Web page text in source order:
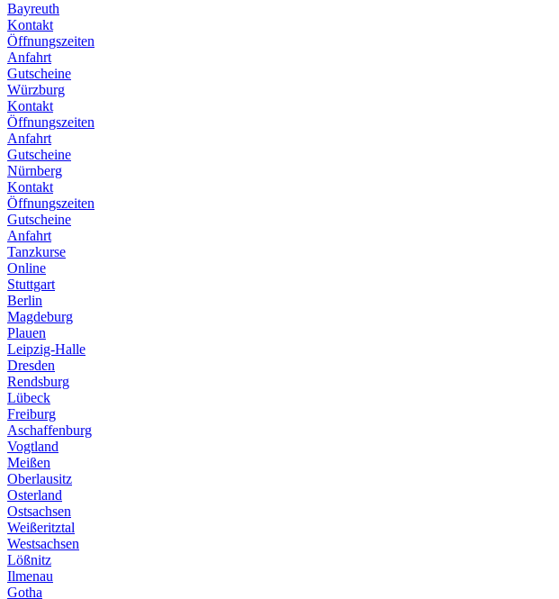
Bayreuth
Kontakt
Öffnungszeiten
Anfahrt
Gutscheine
Würzburg
Kontakt
Öffnungszeiten
Anfahrt
Gutscheine
Nürnberg
Kontakt
Öffnungszeiten
Gutscheine
Anfahrt
Tanzkurse
Online
Stuttgart
Berlin
Magdeburg
Plauen
Leipzig-Halle
Dresden
Rendsburg
Lübeck
Freiburg
Aschaffenburg
Vogtland
Meißen
Oberlausitz
Osterland
Ostsachsen
Weißeritztal
Westsachsen
Lößnitz
Ilmenau
Gotha